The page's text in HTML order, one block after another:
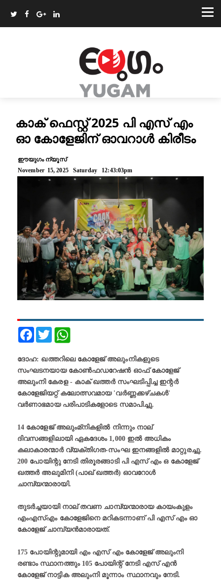
കാക് ഫെസ്റ്റ് 2025 പി എസ് എം
ഓ കോളേജിന് ഓവറാൾ കിരീടം
ഈയുഗം ന്യൂസ്
November 15, 2025 Saturday 12:43:03pm
FacebookTwitter
ദോഹ: ഖത്തറിലെ കോളേജ് അലുംനികളുടെ
സംഘടനയായ കോൺഫഡറേഷൻ ഓഫ് കോളേജ്
അലുംനി കേരള - കാക് ഖത്തർ സംഘടിപ്പിച്ച ഇന്റർ
കോളേജിയറ്റ് കലോത്സവമായ 'വർണ്ണക്കഴ്ചകൾ'
വർണാഭമായ പരിപാടികളോടെ സമാപിച്ചു.
14 കോളേജ് അലുംമ്‌നികളിൽ നിന്നും നാല്
ദിവസങ്ങളിലായി ഏകദേശം 1,000 ഇൽ അധികം
കലാകാരന്മാർ വ്യക്തിഗത-സംഘ ഇനങ്ങളിൽ മാറ്റുരച്ചു.
200 പോയിന്റു നേടി തിരൂരങ്ങാടി പി എസ് എം ഒ കോളേജ്
ഖത്തർ അലുമിനി (പാഖ് ഖത്തർ) ഓവറോൾ
ചാമ്പ്യന്മാരായി.
തുടർച്ചയായി നാല് തവണ ചാമ്പ്യന്മാരായ കായംകുളം
എംഎസ്എം കോളേജിനെ മറികടന്നാണ് പി എസ് എം ഓ
കോളേജ് ചാമ്പ്യൻമാരായത്.
175 പോയിന്റുമായി എം എസ് എം കോളേജ് അലുംനി
രണ്ടാം സ്ഥാനത്തും 105 പോയിന്റ് നേടി എസ് എൻ
കോളേജ് നാട്ടിക അലുംനി മൂന്നാം സ്ഥാനവും നേടി.